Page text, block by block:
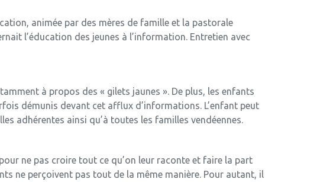
animée par des mères de famille et la pastorale
l’éducation des jeunes à l’information. Entretien avec
à propos des « gilets jaunes ». De plus, les enfants
démunis devant cet afflux d’informations. L’enfant peut
adhérentes ainsi qu’à toutes les familles vendéennes.
ne pas croire tout ce qu’on leur raconte et faire la part
ne perçoivent pas tout de la même manière. Pour autant, il